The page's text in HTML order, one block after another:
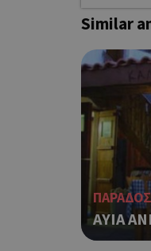
Similar
AYIA